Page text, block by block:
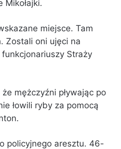
Mikołajki.
miejsce. Tam
Zostali oni ujęci na
Straży
mężczyźni pływając po
łowili ryby za pomocą
policyjnego aresztu. 46-